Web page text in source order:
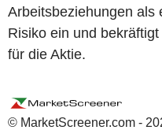
Arbeitsbeziehungen als
Risiko ein und
für die Aktie.
© MarketScreener.com -